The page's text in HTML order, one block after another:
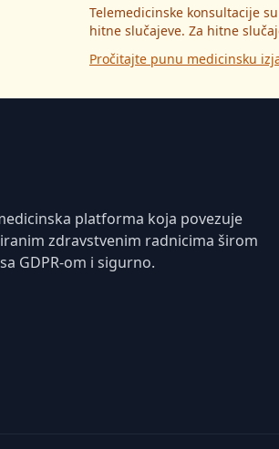
Telemedicinske konsultacije
hitne slučajeve. Za hitne
Pročitajte punu medicinsku
platforma koja povezuje
zdravstvenim radnicima širom
GDPR-om i sigurno.